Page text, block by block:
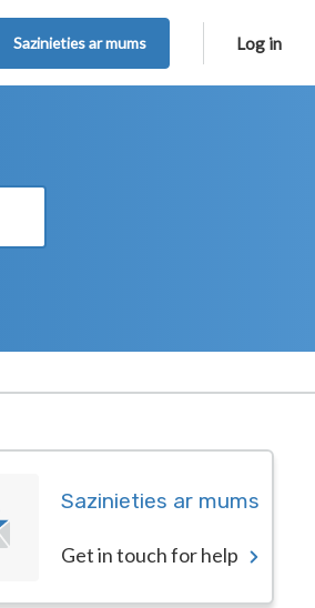
Sazinieties ar mums Log in
Sazinieties ar mums
Get in touch for help